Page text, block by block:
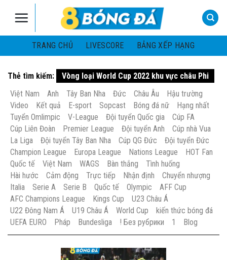
TRANG CHỦ
LIVESCORE BẢNG XẾP HẠNG
Thẻ tìm kiếm:
Vòng loại World Cup 2022 khu vực châu Phi
Việt Nam
Anh Tây Ban Nha Đức Châu Âu
Hậu trường
Video
Kết quả E-sport Sopcast Bóng đá nữ
Hạng nhất
Tuyển Omlimpic
V-League Đội tuyển Quốc gia
Cúp FA
Cúp Liên Đoàn
Premier League Đội tuyển Anh
Cúp nhà Vua
La Liga
Đội tuyển Tây Ban Nha Cúp QG Đức
Đội tuyển Đức
Champion League
Europa League Nations League
HOT Fan
Quốc tế
Việt Nam WAGS Bàn thắng
Tình huống
Hài hước
Cảm động Trực tiếp Nhận định
Chuyển nhượng
Italia
Serie A Serie B Quốc tế Olympic
AFF Cup
AFC Champions League
Kings Cup
U23 Châu Á
U22 Đông Nam Á
U19 Châu Á World Cup
kiến thức bóng đá
UEFA EURO
Pháp Bundesliga ! Без рубрики 1 Blog